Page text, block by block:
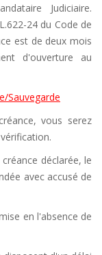
Judiciaire.
24 du Code de
est de deux mois
d'ouverture au
Sauvegarde
vous serez
déclarée, le
avec accusé de
en l'absence de